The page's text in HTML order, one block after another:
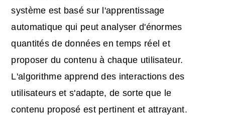
système est basé sur l'apprentissage
automatique qui peut analyser d'énormes
quantités de données en temps réel et
proposer du contenu à chaque utilisateur.
L'algorithme apprend des interactions des
utilisateurs et s'adapte, de sorte que le
contenu proposé est pertinent et attrayant.